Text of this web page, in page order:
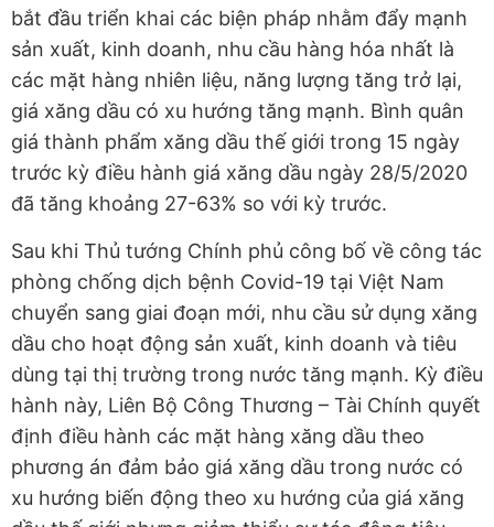
bắt đầu triển khai các biện pháp nhằm đẩy mạnh
sản xuất, kinh doanh, nhu cầu hàng hóa nhất là
các mặt hàng nhiên liệu, năng lượng tăng trở lại,
giá xăng dầu có xu hướng tăng mạnh. Bình quân
giá thành phẩm xăng dầu thế giới trong 15 ngày
trước kỳ điều hành giá xăng dầu ngày 28/5/2020
đã tăng khoảng 27-63% so với kỳ trước.
Sau khi Thủ tướng Chính phủ công bố về công tác
phòng chống dịch bệnh Covid-19 tại Việt Nam
chuyển sang giai đoạn mới, nhu cầu sử dụng xăng
dầu cho hoạt động sản xuất, kinh doanh và tiêu
dùng tại thị trường trong nước tăng mạnh. Kỳ điều
hành này, Liên Bộ Công Thương – Tài Chính quyết
định điều hành các mặt hàng xăng dầu theo
phương án đảm bảo giá xăng dầu trong nước có
xu hướng biến động theo xu hướng của giá xăng